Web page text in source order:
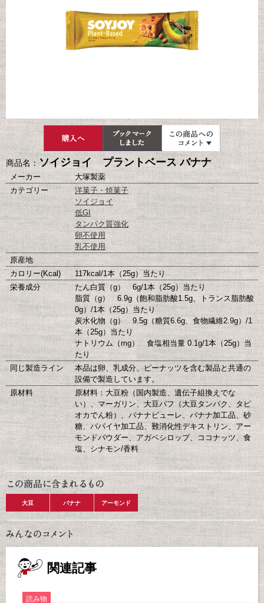
商品名：ソイジョイ プラントベース バナナ
メーカー
大塚製薬
カテゴリー
洋菓子・焼菓子
ソイジョイ
低GI
タンパク質強化
卵不使用
乳不使用
原産地
カロリー(Kcal)
117kcal/1本（25g）当たり
栄養成分
たん白質（g） 6g/1本（25g）当たり
脂質（g） 6.9g（飽和脂肪酸1.5g、トランス脂肪酸
0g）/1本（25g）当たり
炭水化物（g） 9.5g（糖質6.6g、食物繊維2.9g）/1
本（25g）当たり
ナトリウム（mg） 食塩相当量 0.1g/1本（25g）当
たり
同じ製造ライン
本品は卵、乳成分、ピーナッツを含む製品と共通の
設備で製造しています。
原材料
原材料：大豆粉（国内製造、遺伝子組換えでな
い）、マーガリン、大豆パフ（大豆タンパク、タピ
オカでん粉）、バナナピューレ、バナナ加工品、砂
糖、パパイヤ加工品、難消化性デキストリン、アー
モンドパウダー、アガベシロップ、ココナッツ、食
塩、シナモン/香料
大豆 バナナ アーモンド
関連記事
読み物